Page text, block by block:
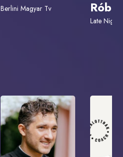
Berlini Magyar Tv
Late Night